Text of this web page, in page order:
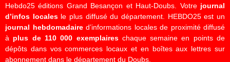
Hebdo25 éditions Grand Besançon et Haut-Doubs. Votre journal
d’infos localesle plus diffusé du département. HEBDO25 est un
journal hebdomadaired’informations locales de proximité diffusé
à plus de 110 000 exemplaireschaque semaine en points de
dépôts dans vos commerces locaux et en boîtes aux lettres sur
abonnement dans le département du Doubs.